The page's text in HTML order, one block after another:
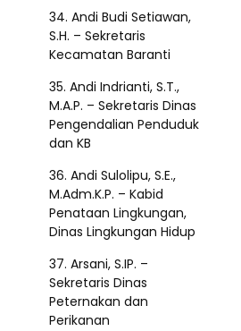
34. Andi Budi Setiawan,
S.H. – Sekretaris
Kecamatan Baranti
35. Andi Indrianti, S.T.,
M.A.P. – Sekretaris Dinas
Pengendalian Penduduk
dan KB
36. Andi Sulolipu, S.E.,
M.Adm.K.P. – Kabid
Penataan Lingkungan,
Dinas Lingkungan Hidup
37. Arsani, S.IP. –
Sekretaris Dinas
Peternakan dan
Perikanan